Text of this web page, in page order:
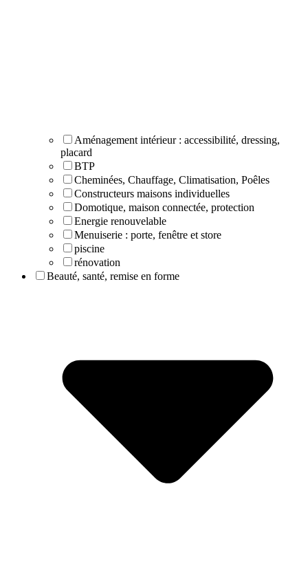
Aménagement intérieur : accessibilité, dressing,
placard
BTP
Cheminées, Chauffage, Climatisation, Poêles
Constructeurs maisons individuelles
Domotique, maison connectée, protection
Energie renouvelable
Menuiserie : porte, fenêtre et store
piscine
rénovation
Beauté, santé, remise en forme